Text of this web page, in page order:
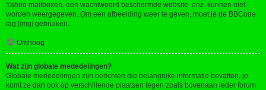
Yahoo mailboxen, een wachtwoord beschermde website, enz. kunnen niet
worden weergegeven. Om een afbeelding weer te geven, moet je de BBCode
tag [img] gebruiken.
Omhoog
Wat zijn globale mededelingen?
Globale mededelingen zijn berichten die belangrijke informatie bevatten, je
komt ze dan ook op verschillende plaatsen tegen zoals bovenaan ieder forum